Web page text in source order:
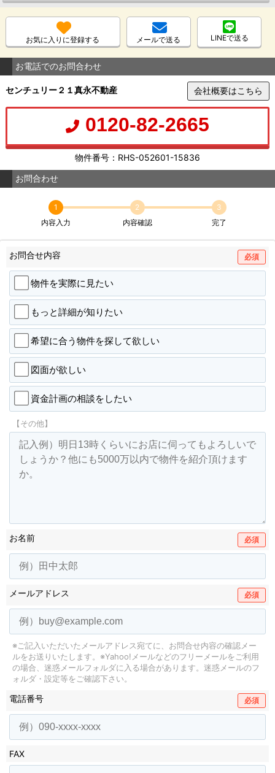
お気に入りに登録する メールで送る LINEで送る
お電話でのお問合わせ
センチュリー２１真永不動産 会社概要はこちら
0120-82-2665
物件番号：RHS-052601-15836
お問合わせ
1
内容入力
2
内容確認
3
完了
お問合せ内容 必須
物件を実際に見たい
もっと詳細が知りたい
希望に合う物件を探して欲しい
図面が欲しい
資金計画の相談をしたい
【その他】
お名前 必須
メールアドレス 必須
※ご記入いただいたメールアドレス宛てに、お問合せ内容の確認メー
ルをお送りいたします。 ※Yahoo!メールなどのフリーメールをご利用
の場合、迷惑メールフォルダに入る場合があります。 迷惑メールのフ
ォルダ・設定等をご確認下さい。
電話番号 必須
FAX